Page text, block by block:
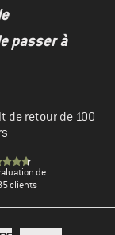
passer à
de retour de 100
de
clients